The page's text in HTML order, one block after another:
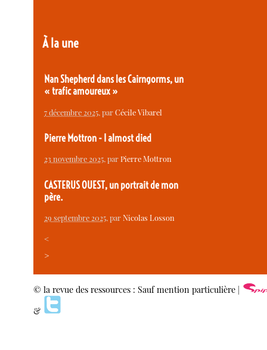
À la une
Nan Shepherd dans les Cairngorms, un
« trafic amoureux »
7 décembre 2025, parCécile Vibarel
Pierre Mottron - I almost died
23 novembre 2025, parPierre Mottron
CASTERUS OUEST, un portrait de mon
père.
29 septembre 2025, parNicolas Losson
<
>
© la revue des ressources : Sauf mention particulière |
&